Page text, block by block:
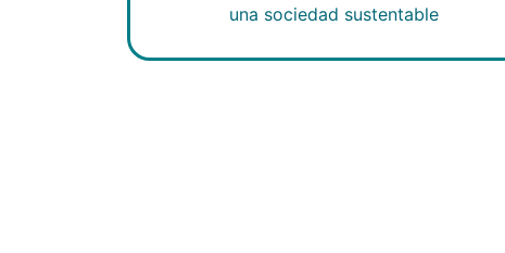
una sociedad sustentable